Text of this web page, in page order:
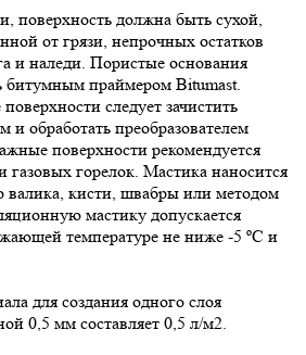
поверхность должна быть сухой,
от грязи, непрочных остатков
и наледи. Пористые основания
битумным праймером Bitumast.
следует зачистить
и обработать преобразователем
поверхности рекомендуется
горелок. Мастика наносится
кисти, швабры или методом
мастику допускается
температуре не ниже -5 ºС и
для создания одного слоя
0,5 мм составляет 0,5 л/м2.